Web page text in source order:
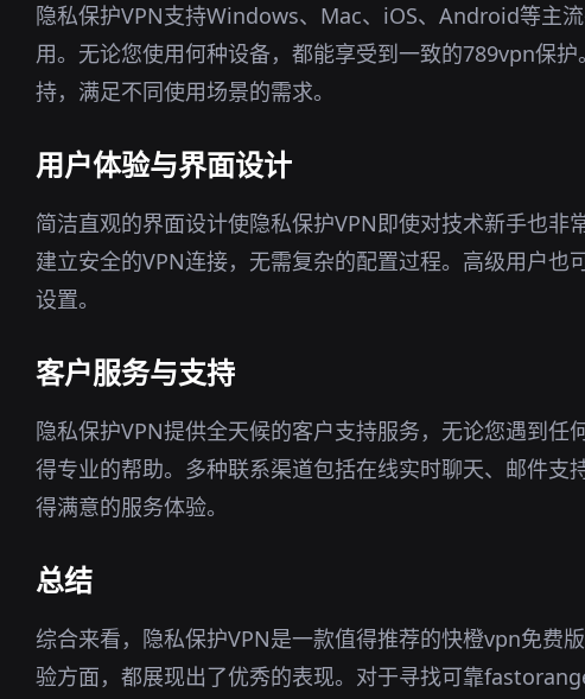
隐私保护VPN支持Windows、Mac、iOS、Android等主
用。无论您使用何种设备，都能享受到一致的789vpn保
持，满足不同使用场景的需求。
用户体验与界面设计
简洁直观的界面设计使隐私保护VPN即使对技术新手也非
建立安全的VPN连接，无需复杂的配置过程。高级用户
设置。
客户服务与支持
隐私保护VPN提供全天候的客户支持服务，无论您遇到任
得专业的帮助。多种联系渠道包括在线实时聊天、邮件支
得满意的服务体验。
总结
综合来看，隐私保护VPN是一款值得推荐的快橙vpn免费
验方面，都展现出了优秀的表现。对于寻找可靠